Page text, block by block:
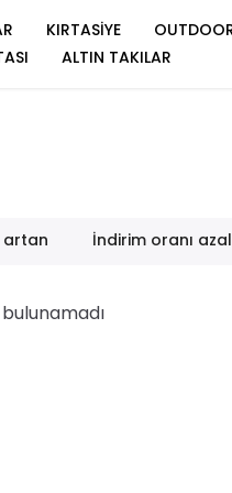
KIRTASİYE
ALTIN TAKILAR
artan İndirim oranı
bulunamadı